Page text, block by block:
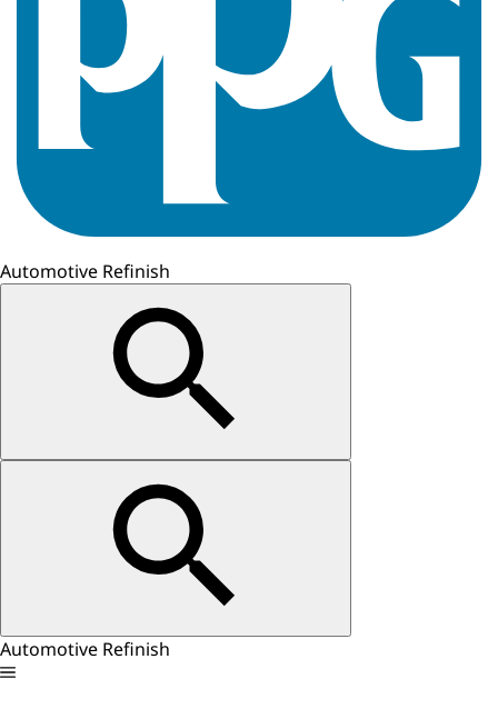
Automotive Refinish
Automotive Refinish